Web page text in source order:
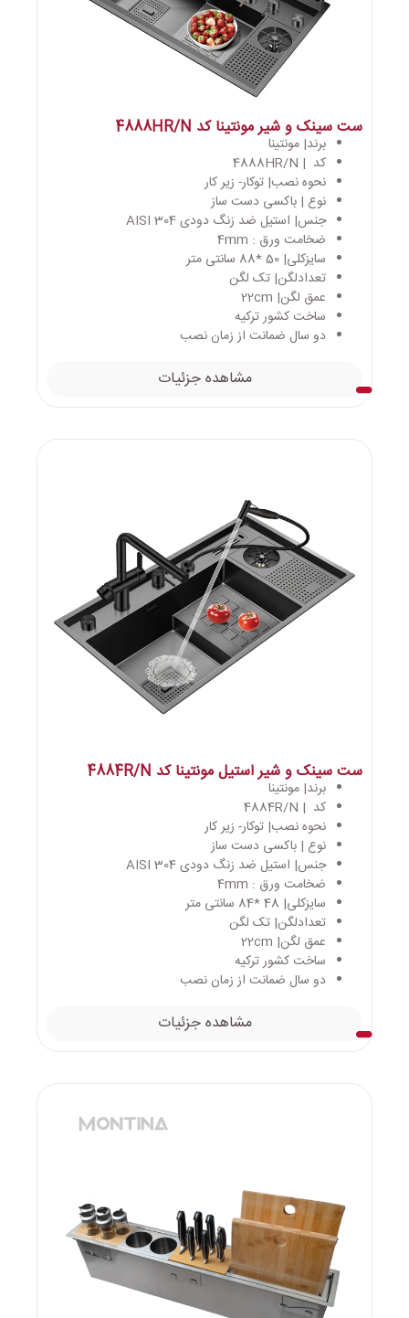
ست سینک و شیر مونتینا کد 4888HR/N
برند| مونتینا
کد | 4888HR/N
نحوه نصب| توکار- زیر کار
نوع | باکسی دست ساز
جنس| استیل ضد زنگ دودی AISI 304
ضخامت ورق : 4mm
سایزکلی| 50 *88 سانتی متر
تعدادلگن| تک لگن
عمق لگن| 22cm
ساخت کشور ترکیه
دو سال ضمانت از زمان نصب
مشاهده جزئیات
ست سینک و شیر استیل مونتینا کد 4884R/N
برند| مونتینا
کد | 4884R/N
نحوه نصب| توکار- زیر کار
نوع | باکسی دست ساز
جنس| استیل ضد زنگ دودی AISI 304
ضخامت ورق : 4mm
سایزکلی| 48 *84 سانتی متر
تعدادلگن| تک لگن
عمق لگن| 22cm
ساخت کشور ترکیه
دو سال ضمانت از زمان نصب
مشاهده جزئیات